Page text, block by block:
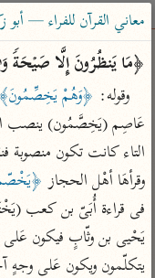
ساهم
بحث تفسير
for results.
Type 1 or more
for results.
أمّهات
تفسير الطبري
معاني القرآن للفراء — أبو زكريا
﴿مَا یَنظُرُونَ إِلَّا
وقوله: ﴿وَهُمْ
وقرأهَا أهْل الحجاز